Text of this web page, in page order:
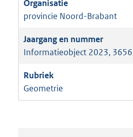
provincie Noord-Brabant
Informatieobject 2023, 3656
Geometrie